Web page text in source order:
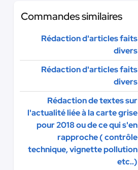
Commandes similaires
Rédaction d'articles faits
divers
Rédaction d'articles faits
divers
Rédaction de textes sur
l'actualité liée à la carte grise
pour 2018 ou de ce qui s'en
rapproche ( contrôle
technique, vignette pollution
etc..)